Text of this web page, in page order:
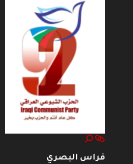
فراس البصري